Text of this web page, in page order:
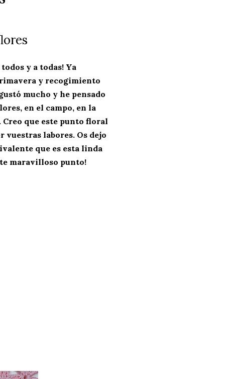
y a todas! Ya
y recogimiento
mucho y he pensado
en el campo, en la
que este punto floral
vuestras labores. Os dejo
que es esta linda
maravilloso punto!